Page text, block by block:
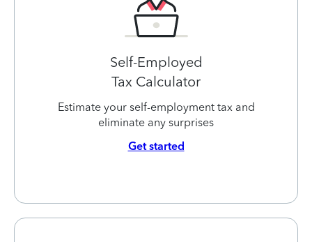
Self-Employed
Tax Calculator
Estimate your self-employment tax and
eliminate any surprises
Get started